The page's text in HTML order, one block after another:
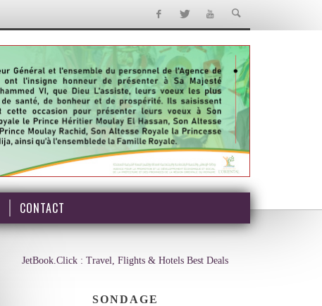
CONTACT
JetBook.Click : Travel, Flights & Hotels Best Deals
SONDAGE